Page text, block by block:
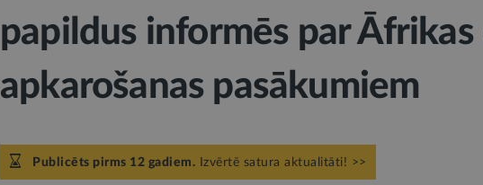
papildus informēs par Āfrikas
apkarošanas pasākumiem
Publicēts pirms 12 gadiem. Izvērtē satura aktualitāti! >>